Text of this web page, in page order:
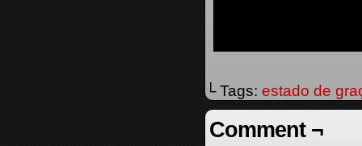
└ Tags: estado de
Comment ¬